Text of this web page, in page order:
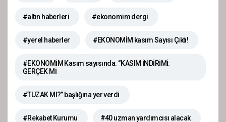
#altın haberleri #ekonomim dergi
#yerel haberler #EKONOMİM kasım Sayısı Çıktı!
#EKONOMİM Kasım sayısında: “KASIM İNDİRİMİ:
GERÇEK Mİ
#TUZAK MI?” başlığına yer verdi
#Rekabet Kurumu #40 uzman yardımcısı alacak